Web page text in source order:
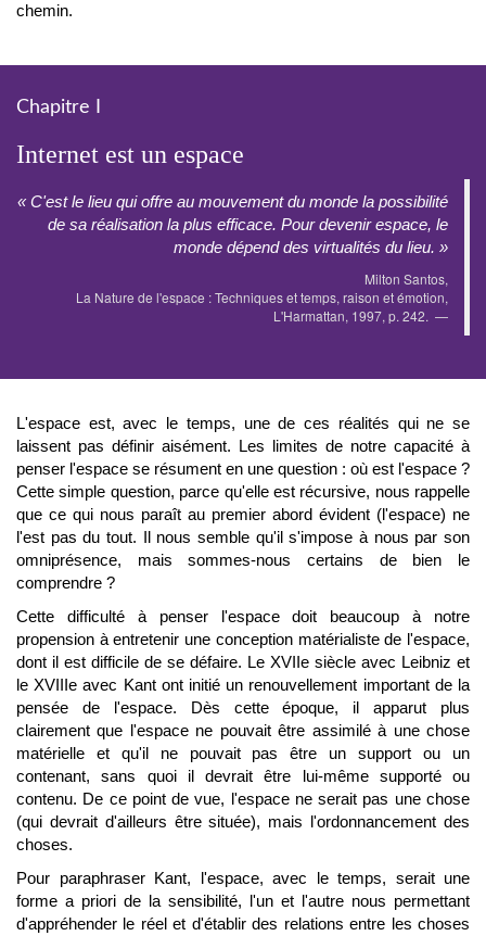
chemin.
Chapitre I
Internet est un espace
« C'est le lieu qui offre au mouvement du monde la possibilité
de sa réalisation la plus efficace. Pour devenir espace, le
monde dépend des virtualités du lieu. »
Milton Santos,
La Nature de l'espace : Techniques et temps, raison et émotion,
L'Harmattan, 1997, p. 242.
L'espace est, avec le temps, une de ces réalités qui ne se
laissent pas définir aisément. Les limites de notre capacité à
penser l'espace se résument en une question : où est l'espace ?
Cette simple question, parce qu'elle est récursive, nous rappelle
que ce qui nous paraît au premier abord évident (l'espace) ne
l'est pas du tout. Il nous semble qu'il s'impose à nous par son
omniprésence, mais sommes-nous certains de bien le
comprendre ?
Cette difficulté à penser l'espace doit beaucoup à notre
propension à entretenir une conception matérialiste de l'espace,
dont il est difficile de se défaire. Le XVIIe siècle avec Leibniz et
le XVIIIe avec Kant ont initié un renouvellement important de la
pensée de l'espace. Dès cette époque, il apparut plus
clairement que l'espace ne pouvait être assimilé à une chose
matérielle et qu'il ne pouvait pas être un support ou un
contenant, sans quoi il devrait être lui-même supporté ou
contenu. De ce point de vue, l'espace ne serait pas une chose
(qui devrait d'ailleurs être située), mais l'ordonnancement des
choses.
Pour paraphraser Kant, l'espace, avec le temps, serait une
forme a priori de la sensibilité, l'un et l'autre nous permettant
d'appréhender le réel et d'établir des relations entre les choses